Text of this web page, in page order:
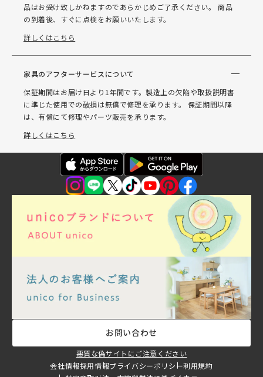
品はお受け致しかねますのであらかじめご了承ください。 商品
の到着後、すぐに点検をお願いいたします。
詳しくはこちら
家具のアフターサービスについて
保証期間はお届け日より1年間です。製造上の欠陥や取扱説明書
に準じた使用での破損は無償で修理を承ります。 保証期間以降
は、有償にて修理やパーツ販売を承ります。
詳しくはこちら
お問い合わせ
悪質な偽サイトにご注意ください
会社情報採用情報プライバシーポリシー利用規約